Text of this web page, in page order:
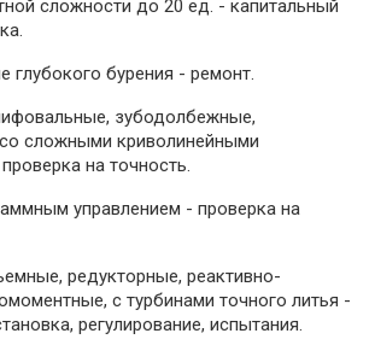
сложности до 20 ед. - капитальный
глубокого бурения - ремонт.
зубодолбежные,
сложными криволинейными
на точность.
управлением - проверка на
редукторные, реактивно-
с турбинами точного литья -
регулирование, испытания.